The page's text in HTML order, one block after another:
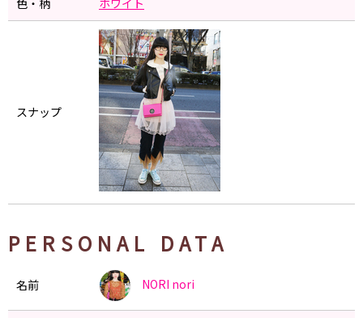
色・柄 ホワイト
スナップ
PERSONAL DATA
名前 NORI nori